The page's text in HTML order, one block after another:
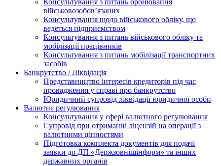
Консультування з питань бронювання
військовозобов’язаних
Консультування щодо військового обліку, що
ведеться підприємством
Консультування з питань військового обліку та
мобілізації працівників
Консультування з питань мобілізації транспортних
засобів
Банкрутство / Ліквідація
Представництво інтересів кредиторів під час
провадження у справі про банкрутство
Юридичний супровід ліквідації юридичної особи
Валютне регулювання
Консультування у сфері валютного регулювання
Супровід при отриманні ліцензій на операції з
валютними цінностями
Підготовка комплекта документів для подачі
заявки до ДП «Держзовнішінформ» та інших
державних органів